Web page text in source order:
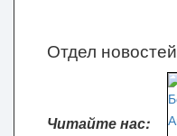
Отдел новостей
Читайте нас: